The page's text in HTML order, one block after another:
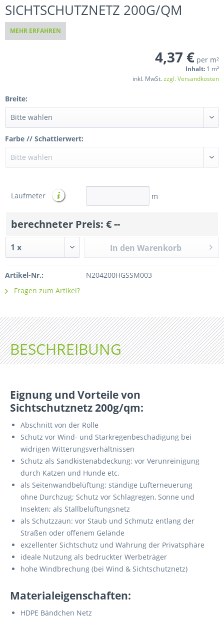
SICHTSCHUTZNETZ 200G/QM
MEHR ERFAHREN
4,37 € per m²
Inhalt: 1 m²
inkl. MwSt.zzgl. Versandkosten
Breite:
Farbe // Schattierwert:
Laufmeter m
berechneter Preis: €--
In den Warenkorb
Artikel-Nr.:
N204200HGSSM003
Fragen zum Artikel?
BESCHREIBUNG
Eignung und Vorteile von
Sichtschutznetz 200g/qm:
Abschnitt von der Rolle
Schutz vor Wind- und Starkregenbeschädigung bei
widrigen Witterungsverhältnissen
Schutz als Sandkistenabdeckung: vor Verunreinigung
durch Katzen und Hunde etc.
als Seitenwandbelüftung: ständige Lufterneuerung
ohne Durchzug; Schutz vor Schlagregen, Sonne und
Insekten; als Stallbelüftungsnetz
als Schutzzaun: vor Staub und Schmutz entlang der
Straßen oder offenem Gelände
exzellenter Sichtschutz und Wahrung der Privatsphäre
ideale Nutzung als bedruckter Werbeträger
hohe Windbrechung (bei Wind & Sichtschutznetz)
Materialeigenschaften:
HDPE Bändchen Netz